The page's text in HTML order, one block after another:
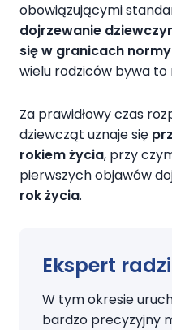
obowiązującymi
dojrzewanie
się w granicach
wielu rodziców bywa
Za prawidłowy czas
dziewcząt uznaje się
rokiem życia, przy
pierwszych objawów
rok życia.
Ekspert radzi
W tym okresie
bardzo precyzyjny